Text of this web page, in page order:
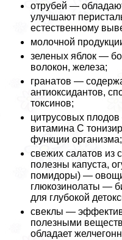
отрубей —
улучшают
естественному
молочной
зеленых яблок —
волокон, железа;
гранатов —
антиоксидантов,
токсинов;
цитрусовых
витамина С
функции организма;
свежих салатов
полезны капуста,
помидоры) — овощи
глюкозинолаты —
для глубокой
свеклы —
полезными
обладает